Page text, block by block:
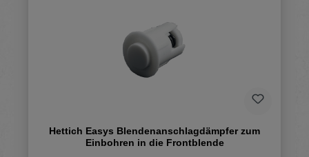
Hettich Easys Blendenanschlagdämpfer zum
Einbohren in die Frontblende